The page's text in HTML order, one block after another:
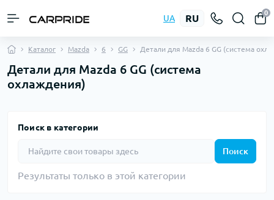
UA RU
0
Каталог Mazda 6 GG Детали для Mazda 6 GG (система
Детали для Mazda 6 GG (система
охлаждения)
Поиск в категории
Поиск
Результаты только в этой категории